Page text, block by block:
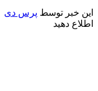
این خبر توسط پرس دی
اطلاع دهید